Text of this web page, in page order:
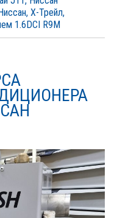
, Х-Трейл,
1.6DCI R9M